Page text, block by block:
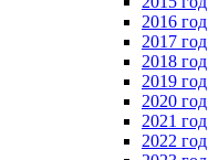
2016 год
2017 год
2018 год
2019 год
2020 год
2021 год
2022 год